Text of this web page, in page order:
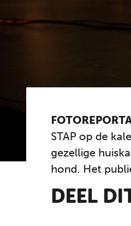
STAP op de
gezellige
hond. Het
DEEL